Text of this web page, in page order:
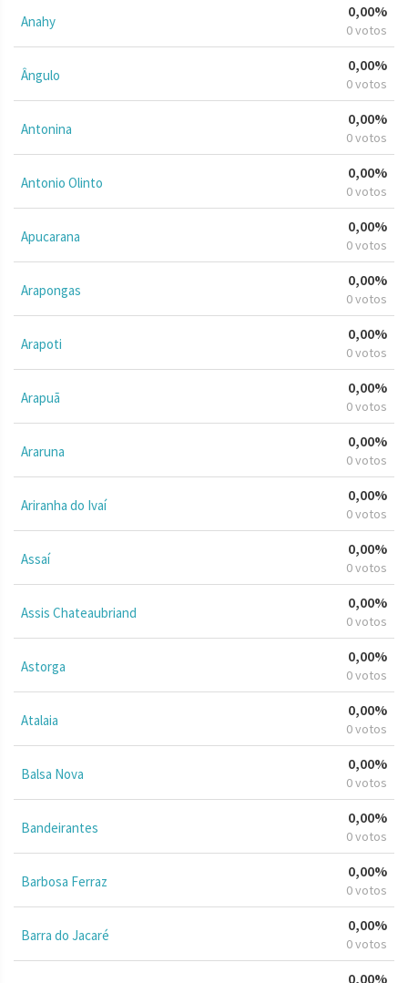
Anahy
0,00%
0 votos
Ângulo
0,00%
0 votos
Antonina
0,00%
0 votos
Antonio Olinto
0,00%
0 votos
Apucarana
0,00%
0 votos
Arapongas
0,00%
0 votos
Arapoti
0,00%
0 votos
Arapuã
0,00%
0 votos
Araruna
0,00%
0 votos
Ariranha do Ivaí
0,00%
0 votos
Assaí
0,00%
0 votos
Assis Chateaubriand
0,00%
0 votos
Astorga
0,00%
0 votos
Atalaia
0,00%
0 votos
Balsa Nova
0,00%
0 votos
Bandeirantes
0,00%
0 votos
Barbosa Ferraz
0,00%
0 votos
Barra do Jacaré
0,00%
0 votos
0,00%